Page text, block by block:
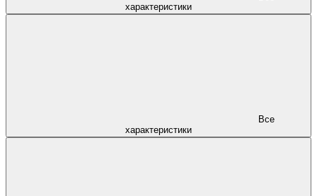
характеристики
характеристики